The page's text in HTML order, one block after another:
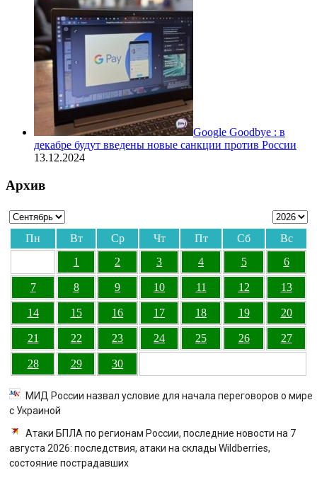
Google Goodbye : в
декабре будут введены новые санкции против России
13.12.2024
Архив
Пн Вт Ср Чт Пт Сб
Вс
1
2 3 4 5 6
7 8 9 10 11 12 13
14 15 16 17 18 19 20
21 22 23 24 25 26 27
28 29 30
МИД России назвал условие для начала переговоров о мире
с Украиной
Атаки БПЛА по регионам России, последние новости на 7
августа 2026: последствия, атаки на склады Wildberries,
состояние пострадавших